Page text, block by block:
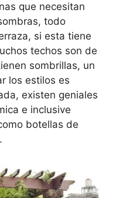
que necesitan
todo
si esta tiene
techos son de
sombrillas, un
los estilos es
existen geniales
e inclusive
botellas de